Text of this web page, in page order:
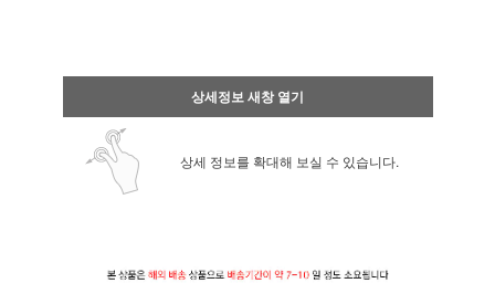
상세정보 새창 열기
상세 정보를 확대해 보실 수 있습니다.